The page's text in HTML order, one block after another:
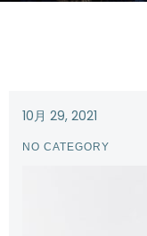
10月 29, 2021
NO CATEGORY